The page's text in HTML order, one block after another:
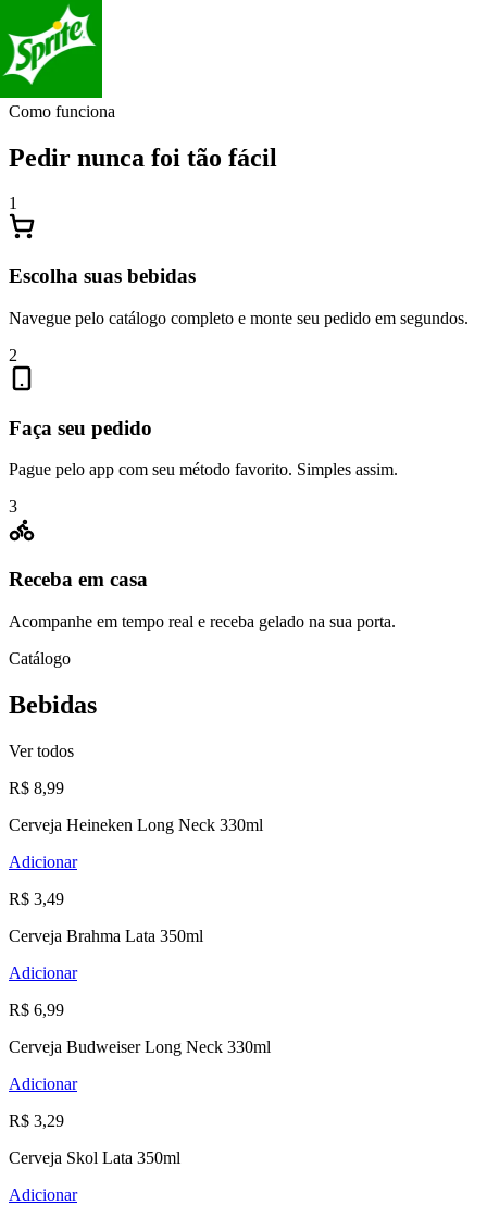
Como funciona
Pedir nunca foi tão fácil
1
Escolha suas bebidas
Navegue pelo catálogo completo e monte seu pedido em segundos.
2
Faça seu pedido
Pague pelo app com seu método favorito. Simples assim.
3
Receba em casa
Acompanhe em tempo real e receba gelado na sua porta.
Catálogo
Bebidas
Ver todos
R$ 8,99
Cerveja Heineken Long Neck 330ml
Adicionar
R$ 3,49
Cerveja Brahma Lata 350ml
Adicionar
R$ 6,99
Cerveja Budweiser Long Neck 330ml
Adicionar
R$ 3,29
Cerveja Skol Lata 350ml
Adicionar